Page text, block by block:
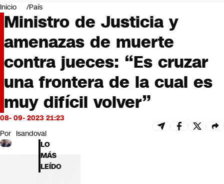
Negocios
Deportes
Programas completos
Cultura
Servicios
Bits
CNN tiempo
Opinión
Inicio País
Ministro de Justicia y
amenazas de muerte
contra jueces: “Es cruzar
una frontera de la cual es
muy difícil volver”
08- 09- 2023 21:23
Por lsandoval
LO
MÁS
LEÍDO